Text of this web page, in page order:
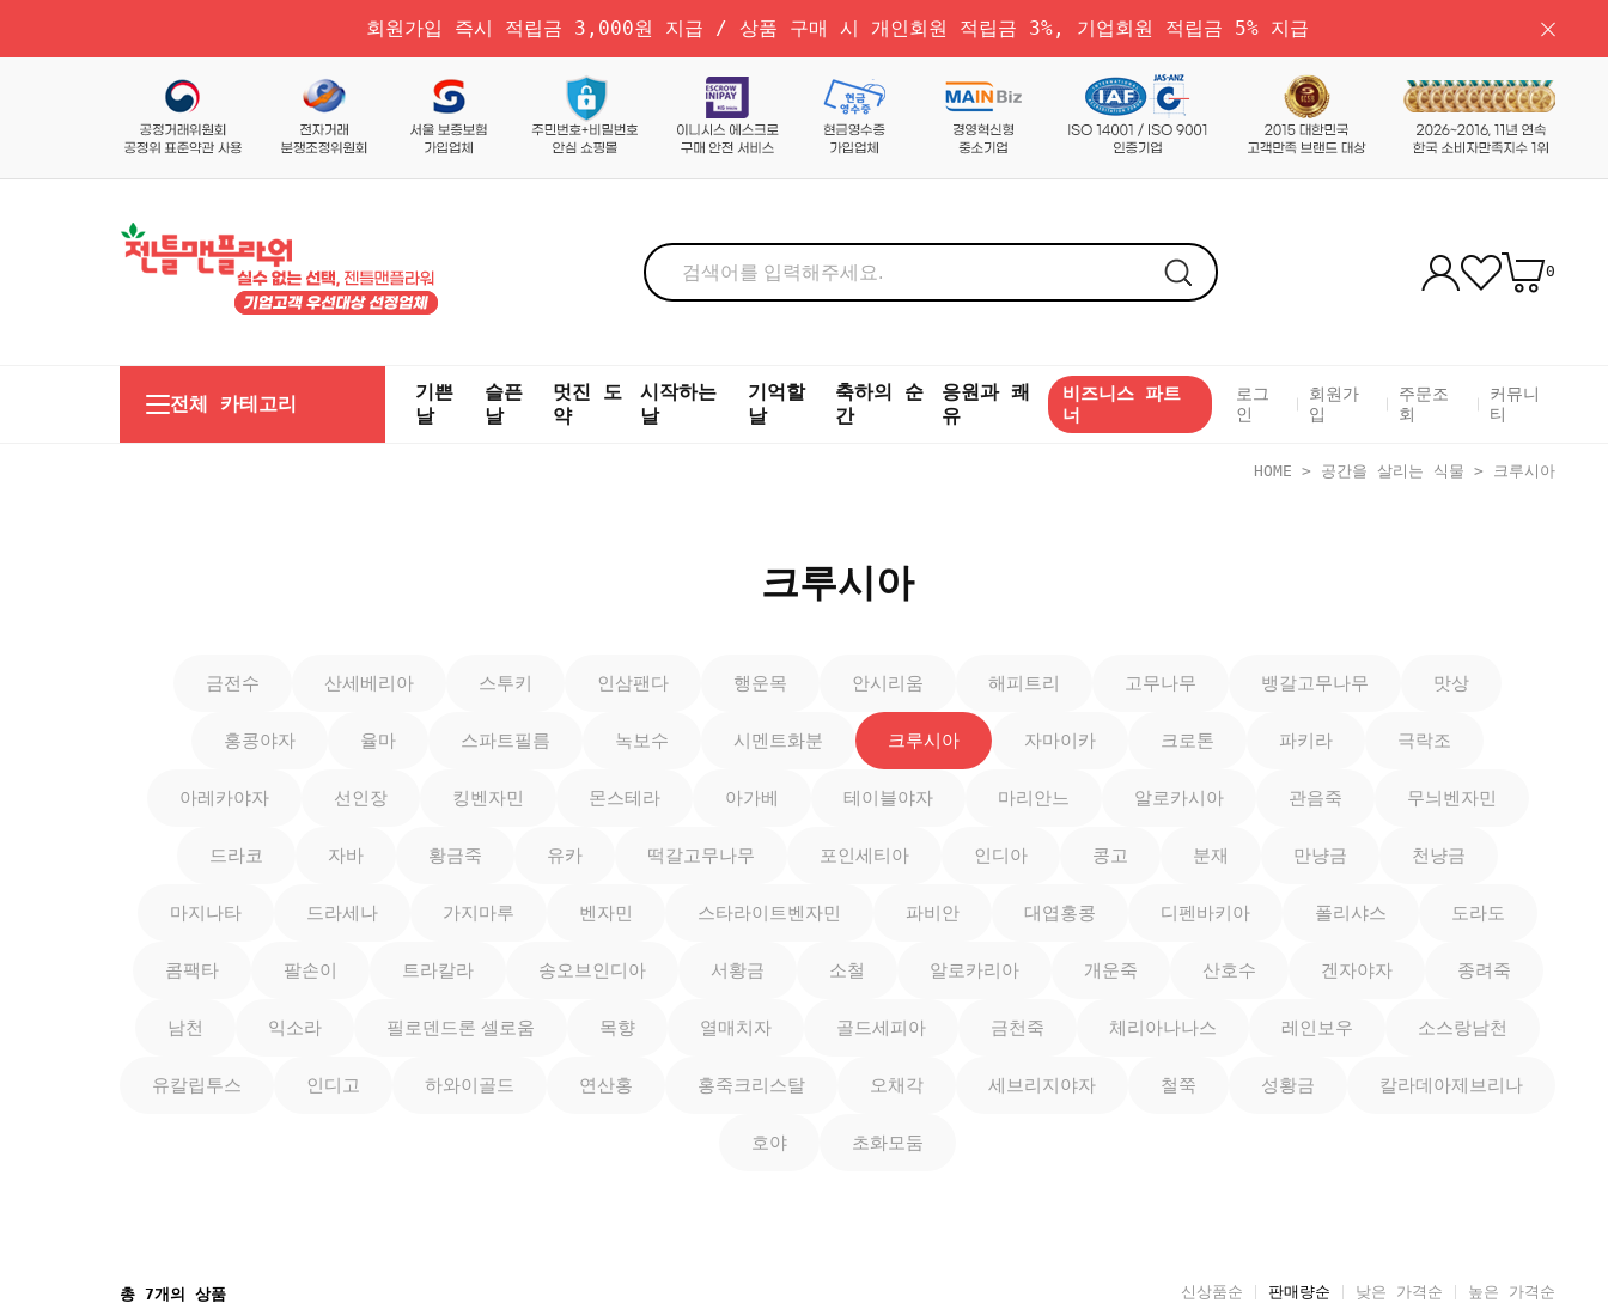
회원가입 즉시 적립금 3,000원 지급 / 상품 구매 시 개인회원 적립금 3%, 기업회원 적립금 5% 지급
0
전체 카테고리
기쁜
날
슬픈
날
멋진 도
약
시작하는
날
기억할
날
축하의 순
간
응원과 쾌
유
비즈니스 파트
너
로그
인
회원가
입
주문조
회
커뮤니
티
HOME > 공간을 살리는 식물 > 크루시아
크루시아
금전수 산세베리아 스투키 인삼팬다 행운목 안시리움 해피트리 고무나무 뱅갈고무나무 맛상
홍콩야자 율마 스파트필름 녹보수 시멘트화분 크루시아 자마이카 크로톤 파키라 극락조
아레카야자 선인장 킹벤자민 몬스테라 아가베 테이블야자 마리안느 알로카시아 관음죽 무늬벤자민
드라코 자바 황금죽 유카 떡갈고무나무 포인세티아 인디아 콩고 분재 만냥금 천냥금
마지나타 드라세나 가지마루 벤자민 스타라이트벤자민 파비안 대엽홍콩 디펜바키아 폴리샤스 도라도
콤팩타 팔손이 트라칼라 송오브인디아 서황금 소철 알로카리아 개운죽 산호수 겐자야자 종려죽
남천 익소라 필로덴드론 셀로움 목향 열매치자 골드세피아 금천죽 체리아나나스 레인보우 소스랑남천
유칼립투스 인디고 하와이골드 연산홍 홍죽크리스탈 오채각 세브리지야자 철쭉 성황금 칼라데아제브리나
호야 초화모둠
총 7개의 상품 신상품순 판매량순 낮은 가격순 높은 가격순